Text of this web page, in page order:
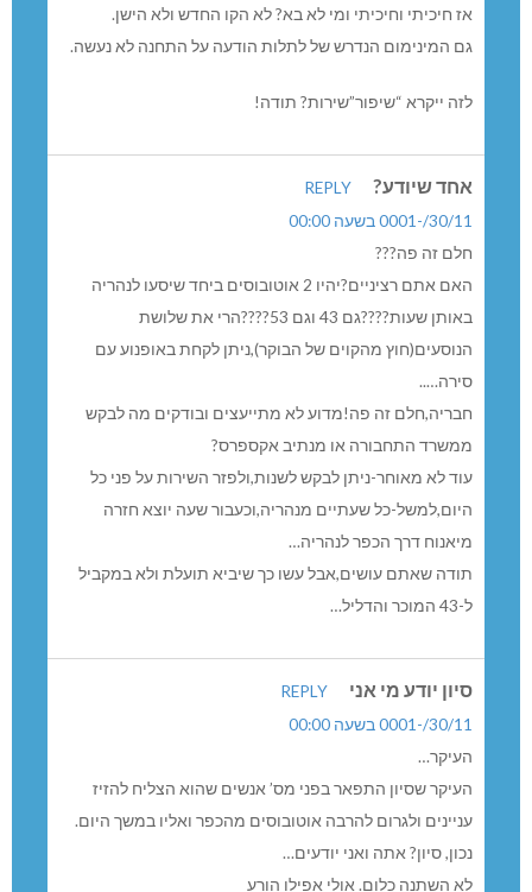
מספרו. 43
ראש המועצה מוציא כתבה בייסבוק
מהמקורבים הקובעים מרעים!!
אין שינוי!!!
משתמשת ותיקה
REPLY
30/11/-0001 בשעה 00:00
קו 53 “חדש”
בקו 43 היה אוטובוס בשעה 11.30
השתמשתי בו פעמים רבות כדי להגיע לבית החולים בנהריה.
יש שם מצוקת חנייה אמתית וגם סכומי כסף גדולים לכל
הנזקק לביקורים
תכופים.
אז חיכיתי וחיכיתי ומי לא בא? לא הקו החדש ולא הישן.
גם המינימום הנדרש של לתלות הודעה על התחנה לא נעשה.
לזה ייקרא “שיפור”שירות? תודה!